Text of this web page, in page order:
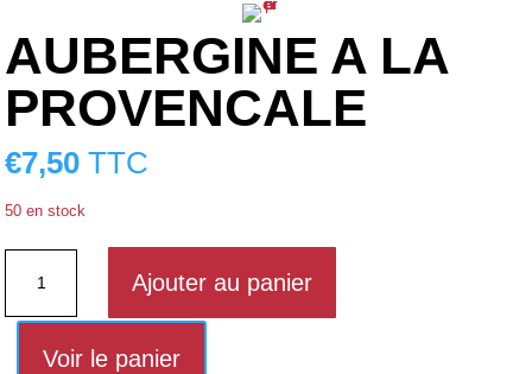
AUBERGINE A LA
PROVENCALE
€7,50 TTC
50 en stock
AUBERGINE
Ajouter au panier
Voir le panier